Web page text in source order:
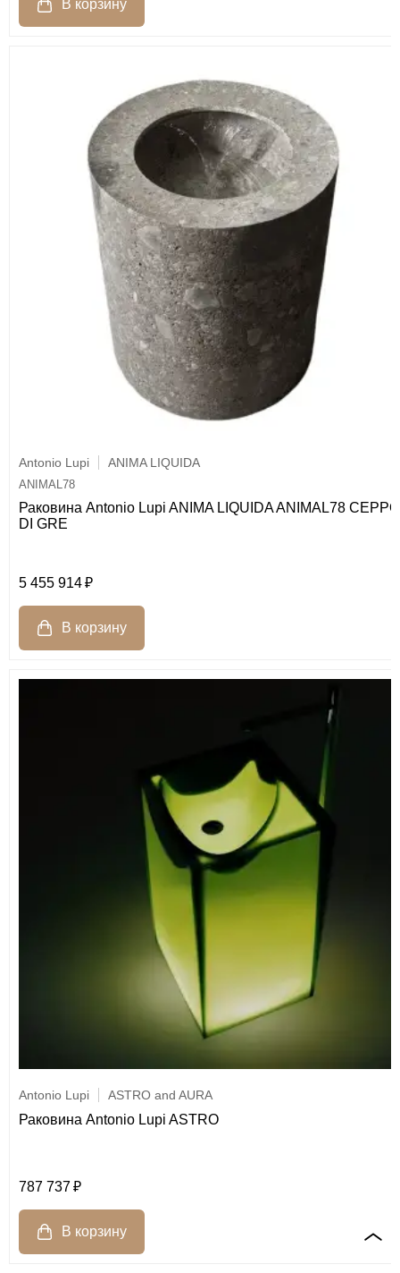
Antonio Lupi ANIMA LIQUIDA
ANIMAL78
Раковина Antonio Lupi ANIMA LIQUIDA ANIMAL78 CEPPO
DI GRE
5 455 914
Antonio Lupi ASTRO and AURA
Раковина Antonio Lupi ASTRO
787 737